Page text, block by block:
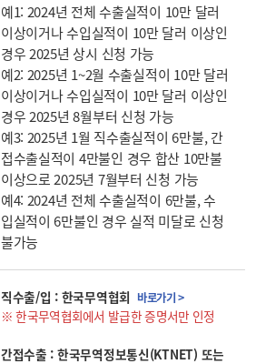
예1: 2024년 전체 수출실적이 10만 달러
이상이거나 수입실적이 10만 달러 이상인
경우 2025년 상시 신청 가능
예2: 2025년 1~2월 수출실적이 10만 달러
이상이거나 수입실적이 10만 달러 이상인
경우 2025년 8월부터 신청 가능
예3: 2025년 1월 직수출실적이 6만불, 간
접수출실적이 4만불인 경우 합산 10만불
이상으로 2025년 7월부터 신청 가능
예4: 2024년 전체 수출실적이 6만불, 수
입실적이 6만불인 경우 실적 미달로 신청
불가능
직수출/입 : 한국무역협회 바로가기 >
한국무역협회에서 발급한 증명서만 인정
간접수출 : 한국무역정보통신(KTNET) 또는